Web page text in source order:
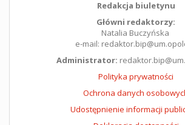
Redakcja biuletynu
Główni redaktorzy:
Natalia Buczyńska
e-mail:
Administrator:
Polityka prywatności
Ochrona danych
Udostępnienie informacji